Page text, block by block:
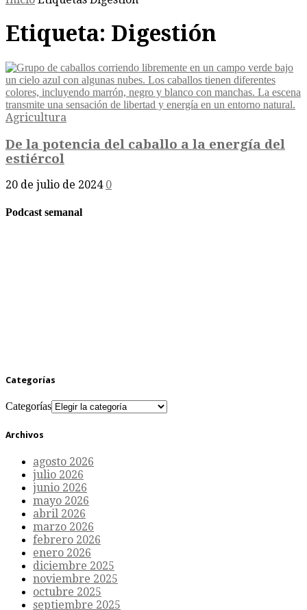
Etiqueta: Digestión
Agricultura
De la potencia del caballo a la energía del
estiércol
20 de julio de 2024 0
Podcast semanal
Categorías
Categorías
Archivos
agosto 2026
julio 2026
junio 2026
mayo 2026
abril 2026
marzo 2026
febrero 2026
enero 2026
diciembre 2025
noviembre 2025
octubre 2025
septiembre 2025